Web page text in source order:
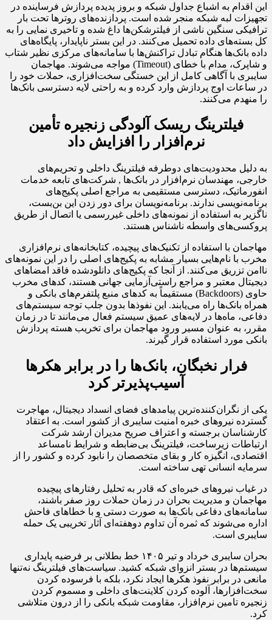
این اقدام به اشباع جداول شبکه و بروز پدیده پردازش فرساینده در
تجهیزات لبه شبکه منجر شده است. پردازنده‌های روترها تحت بار
ترافیکی سنگین ناشی از فیلترشکن‌ها داغ شده و تاخیری نمایی را به
کل بسته‌های داده تحمیل می‌کنند. در این بستر ناپایدار، پایگاه‌های
داده بانک‌ها هنگام تبادل تراکنش‌ها با سامانه‌های مرکزی نظیر شتاب
و شاپرک، مدام با خطای (Timeout) مواجه می‌شوند. مهاجمان
سایبری با آگاهی کامل از این خستگی سخت‌افزاری، حملات خود را
در ساعات اوج پردازش وارد کرده و به راحتی لایه دسترسی بانک‌ها
را منهدم می‌کنند.
فیلترینگ ریسک آلودگی زنجیره تأمین
نرم‌افزار را افزایش داد
به دلیل محدودیت‌های دوطرفه فیلترینگ داخلی و تحریم‌های
خارجی، مهندسان نرم‌افزار در بانک‌ها , شرکت‌های تابعه خدمات
انفورماتیک، دسترسی مستقیمی به مراجع اصلی پکیج‌های
برنامه‌نویسی ندارند. برنامه‌نویسان برای دور زدن این بن‌بست،
ناگزیر به استفاده از نمونه‌های داخلی غیررسمی یا اتصال از طریق
پروکسی‌های واسطه ناشناس هستند.
مهاجمان با استفاده از تکنیک‌های پیچیده، کتابخانه‌های نرم‌افزاری
مخرب با نام‌هایی بسیار مشابه به پکیج‌های اصلی را در این نمونه‌های
ناامن تزریق می‌کنند. از آنجا که پکیج‌های دانلودشده فاقد امضاهای
دیجیتال معتبر و مراجع راستی‌آزمایی جهانی هستند، کدهای مخرب
حاوی (Backdoors) مستقیماً به کدهای منبع پلتفرم‌های بانکی و
همراه بانک‌ها راه می‌یابند. این نفوذها بدون جلب توجه سیستم‌های
دفاعی، ماه‌ها در لایه‌های عمیق سیستم فعال می‌مانند تا در زمان
مقرر، به عنوان مسیر ورود مهاجمان برای تخریب هسته پردازش
بانکی مورد استفاده قرار گیرند.
فرار نخبگان، بانک‌ها را در برابر هکرها
آسیب‌پذیرتر کرد
یکی از نگران‌کننده‌ترین پیامدهای فضای انسداد دیجیتال، مهاجرت
گسترده نیروهای خبره امنیت سایبری از کشور است. به اعتقاد
کارشناسان برجسته و اعتراف صریح مدیران ارشد شرکت
ارتباطات زیرساخت، فیلترینگ بی‌ضابطه و شرایط نامساعد
اقتصادی، انگیزه کار و بقای متخصصان را نابود کرده و کشور را از
سرمایه انسانی تهی ساخته است.
در غیاب نیروهای خبره‌ای که قادر به تحلیل رفتارهای پیچیده
مهاجمان و مدیریت بحران در زمان حملات روز صفر باشند،
سامانه‌های دفاعی بانک‌ها به صورت دستی و با خطاهای فاحش
اداره می‌شوند که ثمره آن تداوم دوهفته‌ای آثار تخریبی یک حمله
سایبری است.
بحران سایبری خرداد و تیر ۱۴۰۵ خط بطلانی بر فرضیه پایداری
سیستم‌ها در بستر انزوای شبکه کشید. سیاست‌های فیلترینگ نه‌تنها
مانعی در برابر نفوذ هکرها ایجاد نکرد، بلکه با فرسوده کردن
سخت‌افزارها، آلوده کردن کلاینت‌های داخلی و مسموم کردن
زنجیره تامین نرم‌افزار، مقاومت شبکه بانکی را از درون متلاشی
کرد.